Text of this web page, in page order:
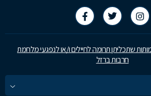
שתכליתן תרומה לחיילים ו/או לנפגעי מלחמת
חרבות ברזל